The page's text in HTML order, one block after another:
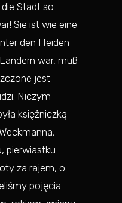
die Stadt so
Sie ist wie eine
den Heiden
war, muß
jest
Niczym
księżniczką
pierwiastku
za rajem, o
pojęcia